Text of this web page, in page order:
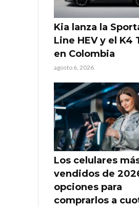
Kia lanza la
Line HEV y el K4
en Colombia
agosto 6, 2026
Los celulares
vendidos de
opciones para
comprarlos a